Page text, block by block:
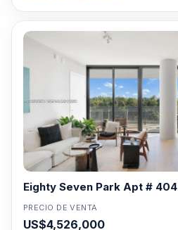
Eighty Seven Park Apt # 404
PRECIO DE VENTA
US$4,526,000